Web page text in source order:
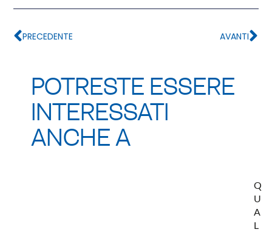
PRECEDENTE AVANTI
POTRESTE ESSERE
INTERESSATI
ANCHE A
Q
U
A
L